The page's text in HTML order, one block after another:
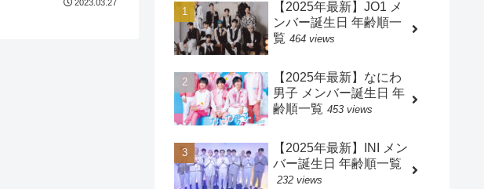
2023.03.27
【2025年最新】JO1 メ
ンバー誕生日 年齢順一
覧 464 views
【2025年最新】なにわ
男子 メンバー誕生日 年
齢順一覧 453 views
【2025年最新】INI メン
バー誕生日 年齢順一覧
232 views